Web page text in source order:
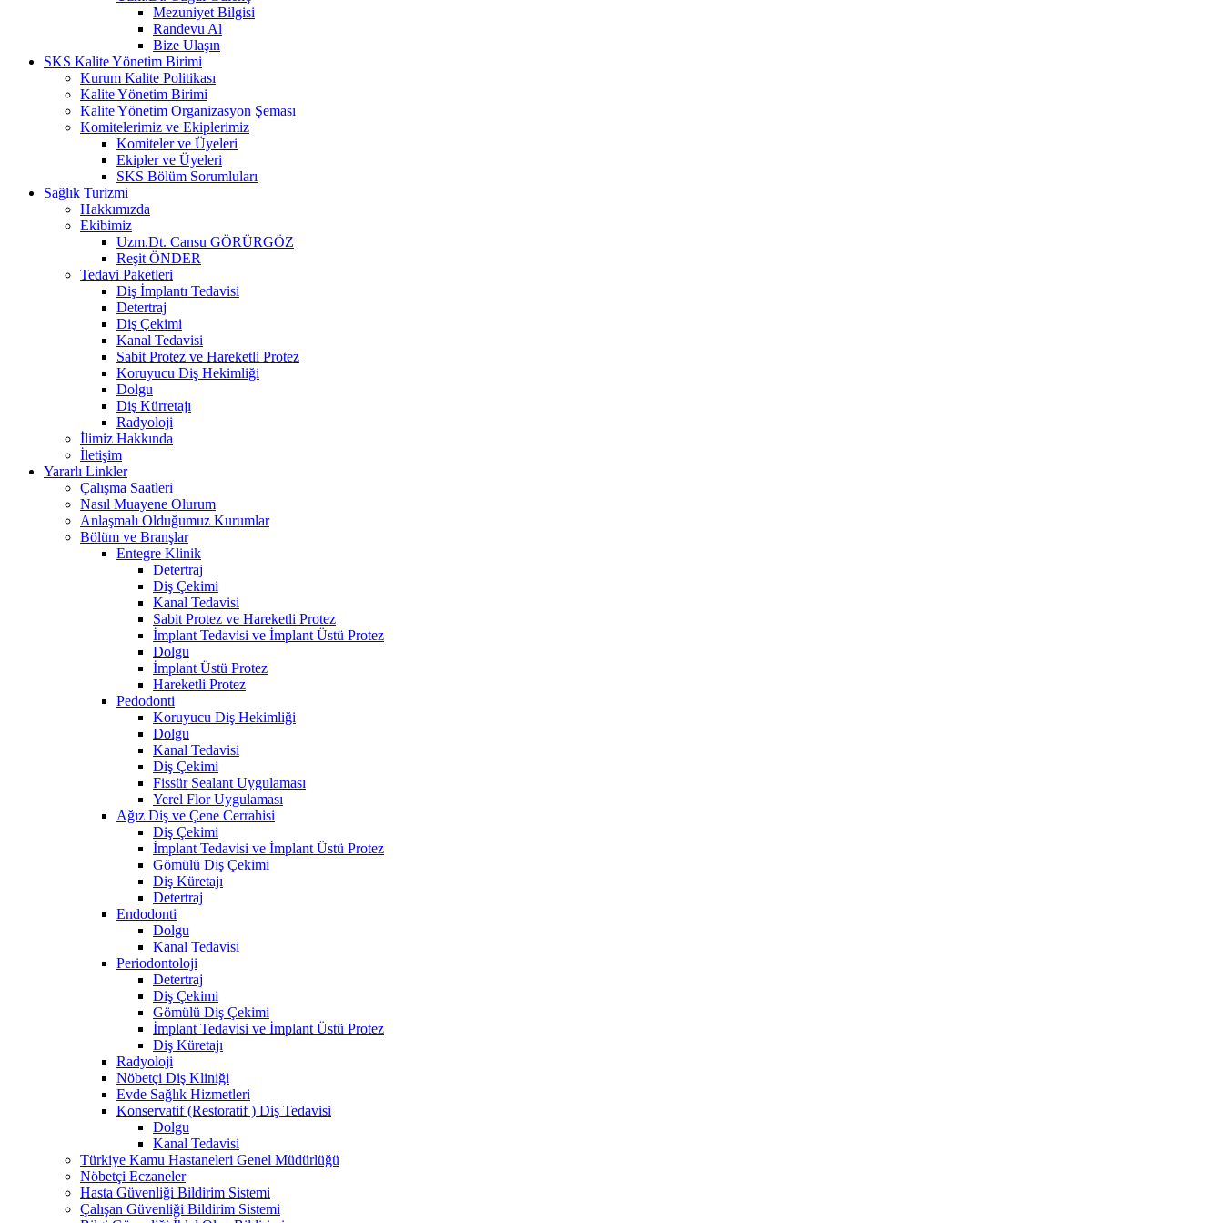
Mezuniyet Bilgisi
Randevu Al
Bize Ulaşın
SKS Kalite Yönetim Birimi
Kurum Kalite Politikası
Kalite Yönetim Birimi
Kalite Yönetim Organizasyon Şeması
Komitelerimiz ve Ekiplerimiz
Komiteler ve Üyeleri
Ekipler ve Üyeleri
SKS Bölüm Sorumluları
Sağlık Turizmi
Hakkımızda
Ekibimiz
Uzm.Dt. Cansu GÖRÜRGÖZ
Reşit ÖNDER
Tedavi Paketleri
Diş İmplantı Tedavisi
Detertraj
Diş Çekimi
Kanal Tedavisi
Sabit Protez ve Hareketli Protez
Koruyucu Diş Hekimliği
Dolgu
Diş Kürretajı
Radyoloji
İlimiz Hakkında
İletişim
Yararlı Linkler
Çalışma Saatleri
Nasıl Muayene Olurum
Anlaşmalı Olduğumuz Kurumlar
Bölüm ve Branşlar
Entegre Klinik
Detertraj
Diş Çekimi
Kanal Tedavisi
Sabit Protez ve Hareketli Protez
İmplant Tedavisi ve İmplant Üstü Protez
Dolgu
İmplant Üstü Protez
Hareketli Protez
Pedodonti
Koruyucu Diş Hekimliği
Dolgu
Kanal Tedavisi
Diş Çekimi
Fissür Sealant Uygulaması
Yerel Flor Uygulaması
Ağız Diş ve Çene Cerrahisi
Diş Çekimi
İmplant Tedavisi ve İmplant Üstü Protez
Gömülü Diş Çekimi
Diş Küretajı
Detertraj
Endodonti
Dolgu
Kanal Tedavisi
Periodontoloji
Detertraj
Diş Çekimi
Gömülü Diş Çekimi
İmplant Tedavisi ve İmplant Üstü Protez
Diş Küretajı
Radyoloji
Nöbetçi Diş Kliniği
Evde Sağlık Hizmetleri
Konservatif (Restoratif ) Diş Tedavisi
Dolgu
Kanal Tedavisi
Türkiye Kamu Hastaneleri Genel Müdürlüğü
Nöbetçi Eczaneler
Hasta Güvenliği Bildirim Sistemi
Çalışan Güvenliği Bildirim Sistemi